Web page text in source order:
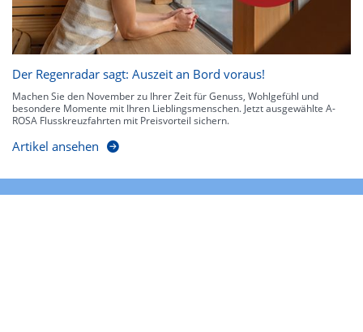
Der Regenradar sagt: Auszeit an Bord voraus!
Machen Sie den November zu Ihrer Zeit für Genuss, Wohlgefühl und
besondere Momente mit Ihren Lieblingsmenschen. Jetzt ausgewählte A-
ROSA Flusskreuzfahrten mit Preisvorteil sichern.
Artikel ansehen